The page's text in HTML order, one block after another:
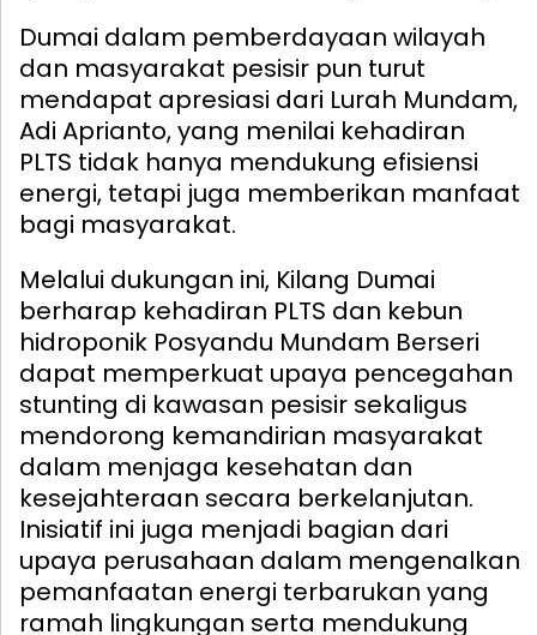
Dumai dalam pemberdayaan wilayah
dan masyarakat pesisir pun turut
mendapat apresiasi dari Lurah Mundam,
Adi Aprianto, yang menilai kehadiran
PLTS tidak hanya mendukung efisiensi
energi, tetapi juga memberikan manfaat
bagi masyarakat.
Melalui dukungan ini, Kilang Dumai
berharap kehadiran PLTS dan kebun
hidroponik Posyandu Mundam Berseri
dapat memperkuat upaya pencegahan
stunting di kawasan pesisir sekaligus
mendorong kemandirian masyarakat
dalam menjaga kesehatan dan
kesejahteraan secara berkelanjutan.
Inisiatif ini juga menjadi bagian dari
upaya perusahaan dalam mengenalkan
pemanfaatan energi terbarukan yang
ramah lingkungan serta mendukung